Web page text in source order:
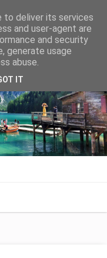
to deliver its services
and user-agent are
and security
generate usage
abuse.
IT